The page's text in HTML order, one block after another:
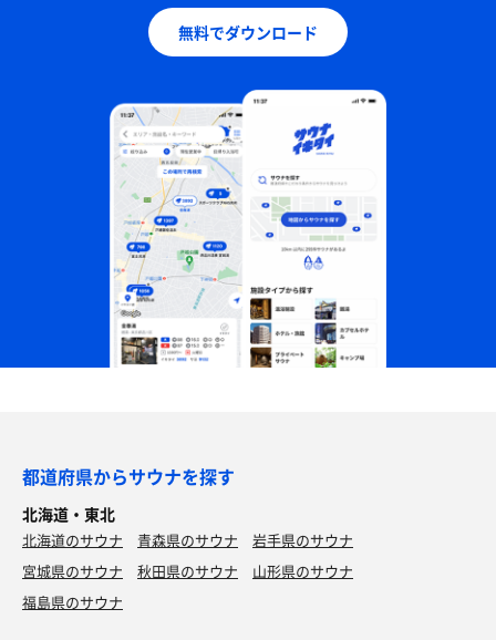
無料でダウンロード
都道府県からサウナを探す
北海道・東北
北海道のサウナ 青森県のサウナ
岩手県のサウナ
宮城県のサウナ
秋田県のサウナ
山形県のサウナ
福島県のサウナ